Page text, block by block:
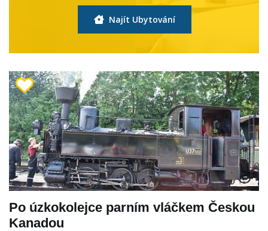
Najít Ubytování
Po úzkokolejce parním vláčkem Českou
Kanadou